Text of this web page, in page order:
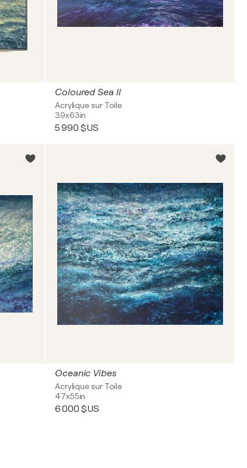
Coloured Sea II
Acrylique sur Toile
39x63in
5 990 $US
Oceanic Vibes
Acrylique sur Toile
47x55in
6 000 $US